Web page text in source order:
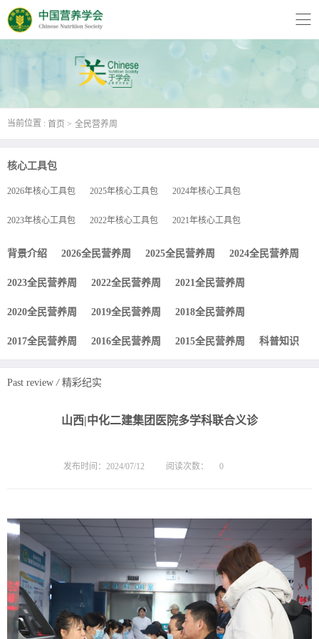
当前位置 : 首页 全民营养周
核心工具包
2026年核心工具包 2025年核心工具包 2024年核心工具包
2023年核心工具包 2022年核心工具包 2021年核心工具包
背景介绍 2026全民营养周 2025全民营养周 2024全民营养周
2023全民营养周 2022全民营养周 2021全民营养周
2020全民营养周 2019全民营养周 2018全民营养周
2017全民营养周 2016全民营养周 2015全民营养周 科普知识
Past review / 精彩纪实
山西|中化二建集团医院多学科联合义诊
发布时间：2024/07/12 阅读次数： 0